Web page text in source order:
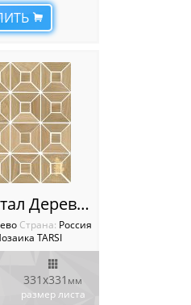
6.0.1 Квартал Деревянная мозаика TARSI Intarsia
Cтрана: Россия
TARSI
331х331 мм
размер листа